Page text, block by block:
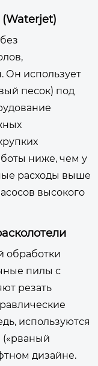
(Waterjet)
Он использует
песок) под
ниже, чем у
расходы выше
высокого
обработки
пилы с
резать
используются
(«рваный
дизайне.